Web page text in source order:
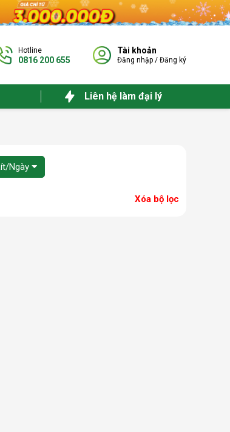
Hotline
0816 200 655
Tài khoản
Đăng nhập / Đăng ký
Liên hệ làm đại lý
Ngày
Xóa bộ lọc